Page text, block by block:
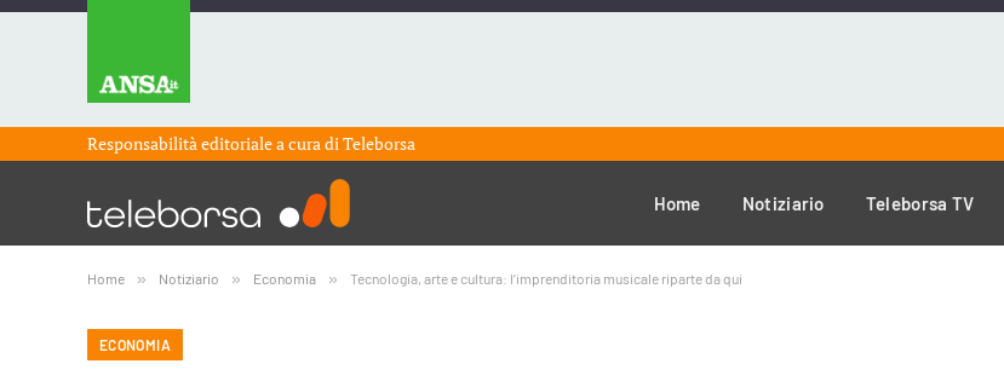
Responsabilità editoriale a cura diTeleborsa
Home Notiziario Teleborsa TV
Home » Notiziario » Economia » Tecnologia, arte e cultura: l’imprenditoria musicale riparte da qui
ECONOMIA